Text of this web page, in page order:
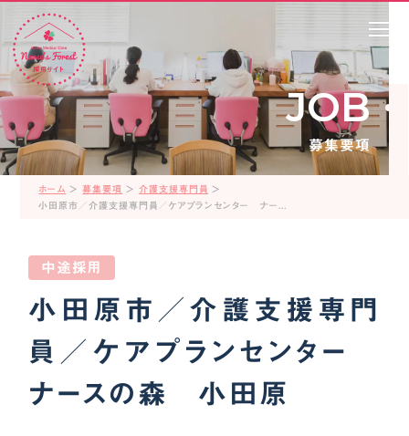
JOB
募集要項
ホーム ＞募集要項 ＞介護支援専門員 ＞
中途採用
小田原市／介護支援専門
員／ケアプランセンター
ナースの森 小田原